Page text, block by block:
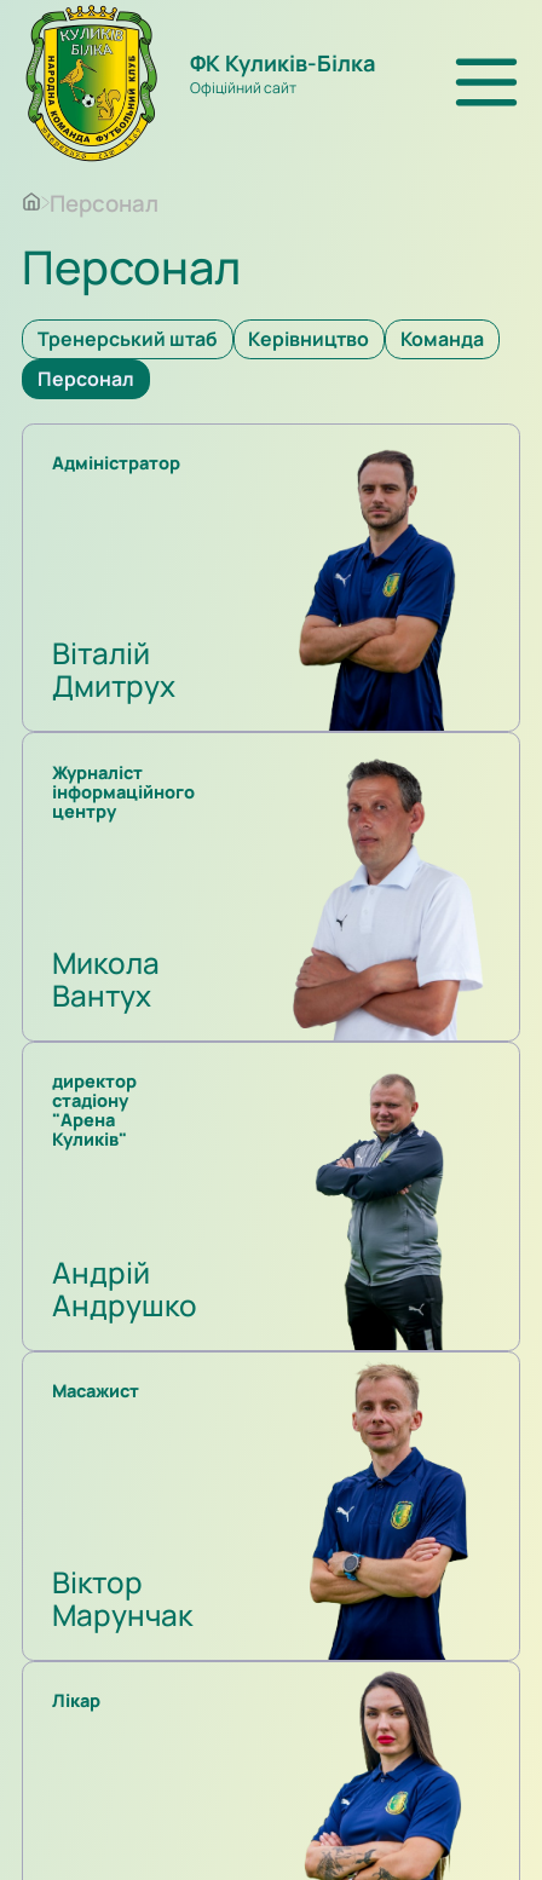
ФК Куликів-Білка
Офіційний сайт
Персонал
Персонал
Тренерський штаб Керівництво
Команда
Персонал
Адміністратор
Віталій
Дмитрух
Журналіст
інформаційного
центру
Микола
Вантух
директор
стадіону
"Арена
Куликів"
Андрій
Андрушко
Масажист
Віктор
Марунчак
Лікар